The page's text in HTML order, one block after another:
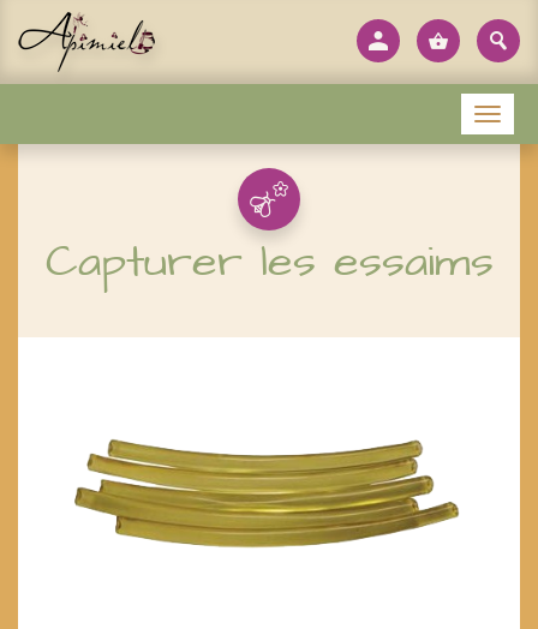
Capturer les essaims
Menu
Panneau de gestion des cookies